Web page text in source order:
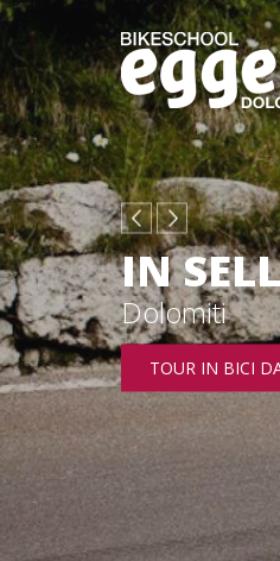
IN
Dolomiti
TOUR IN BICI